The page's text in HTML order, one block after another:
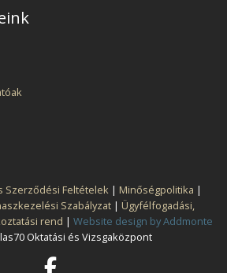
Szerződési Feltételek | Minőségpolitika |
Szabályzat| Ügyfélfogadási,
rend | Website design by Addmonte
Oktatási és Vizsgaközpont